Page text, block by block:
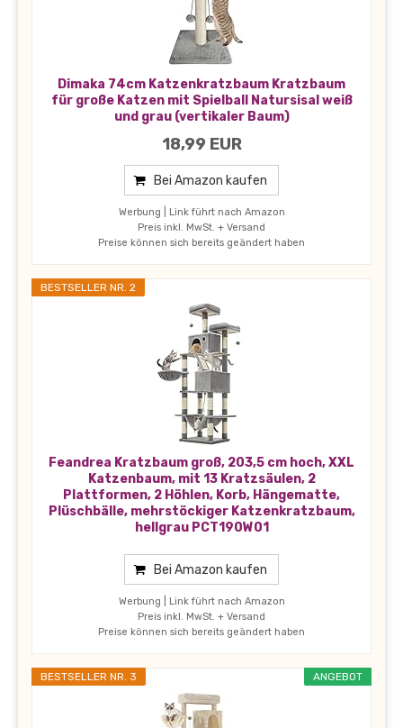
Dimaka 74cm Katzenkratzbaum Kratzbaum
für große Katzen mit Spielball Natursisal weiß
und grau (vertikaler Baum)
18,99 EUR
Bei Amazon kaufen
Werbung | Link führt nach Amazon
Preis inkl. MwSt. + Versand
Preise können sich bereits geändert haben
BESTSELLER NR. 2
Feandrea Kratzbaum groß, 203,5 cm hoch, XXL
Katzenbaum, mit 13 Kratzsäulen, 2
Plattformen, 2 Höhlen, Korb, Hängematte,
Plüschbälle, mehrstöckiger Katzenkratzbaum,
hellgrau PCT190W01
Bei Amazon kaufen
Werbung | Link führt nach Amazon
Preis inkl. MwSt. + Versand
Preise können sich bereits geändert haben
ANGEBOT
BESTSELLER NR. 3